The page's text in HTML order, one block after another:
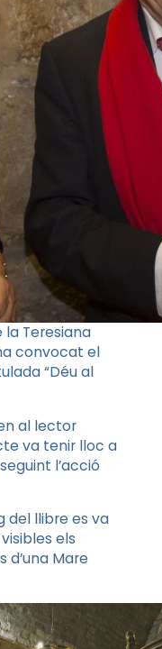
Teresiana
convocat el
“Déu al
al lector
va tenir lloc a
l’acció
del llibre es va
els
d’una Mare